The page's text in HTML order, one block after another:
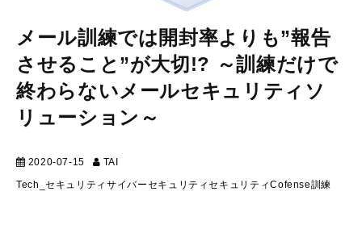
メール訓練では開封率よりも”報告
させること”が大切!? ～訓練だけで
終わらないメールセキュリティソ
リューション～
2020-07-15 TAI
Tech_セキュリティサイバーセキュリティセキュリティCofense訓練